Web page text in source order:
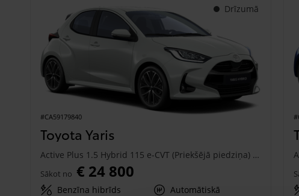
Drīzumā
#CA59179840
Toyota Yaris
Active Plus 1.5 Hybrid 115 e-CVT (Priekšējā piedziņa) (68 kW)
Sākot no € 24 800
Benzīna hibrīds
Automātiskā